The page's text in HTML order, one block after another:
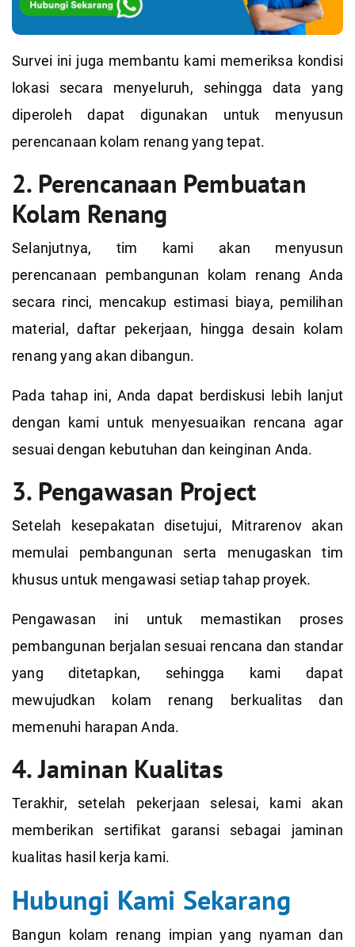
Survei ini juga membantu kami memeriksa kondisi
lokasi secara menyeluruh, sehingga data yang
diperoleh dapat digunakan untuk menyusun
perencanaan kolam renang yang tepat.
2. Perencanaan Pembuatan
Kolam Renang
Selanjutnya, tim kami akan menyusun
perencanaan pembangunan kolam renang Anda
secara rinci, mencakup estimasi biaya, pemilihan
material, daftar pekerjaan, hingga desain kolam
renang yang akan dibangun.
Pada tahap ini, Anda dapat berdiskusi lebih lanjut
dengan kami untuk menyesuaikan rencana agar
sesuai dengan kebutuhan dan keinginan Anda.
3. Pengawasan Project
Setelah kesepakatan disetujui, Mitrarenov akan
memulai pembangunan serta menugaskan tim
khusus untuk mengawasi setiap tahap proyek.
Pengawasan ini untuk memastikan proses
pembangunan berjalan sesuai rencana dan standar
yang ditetapkan, sehingga kami dapat
mewujudkan kolam renang berkualitas dan
memenuhi harapan Anda.
4. Jaminan Kualitas
Terakhir, setelah pekerjaan selesai, kami akan
memberikan sertifikat garansi sebagai jaminan
kualitas hasil kerja kami.
Hubungi Kami Sekarang
Bangun kolam renang impian yang nyaman dan